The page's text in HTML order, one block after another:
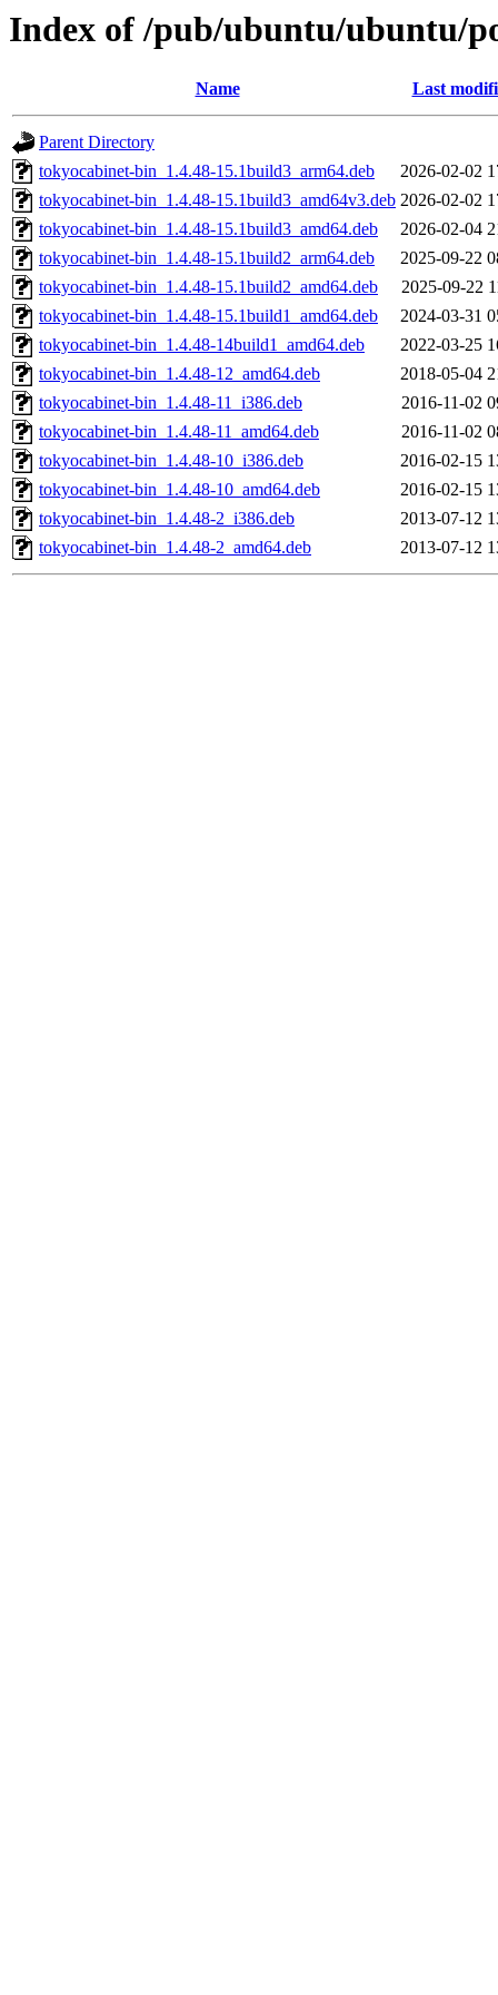
Index of /pub/ubuntu/ubuntu/
Name Last
Parent Directory
tokyocabinet-bin_1.4.48-15.1build3_arm64.deb
2026-02-02
tokyocabinet-bin_1.4.48-15.1build3_amd64v3.deb 2026-02-02
tokyocabinet-bin_1.4.48-15.1build3_amd64.deb
2026-02-04
tokyocabinet-bin_1.4.48-15.1build2_arm64.deb
2025-09-22
tokyocabinet-bin_1.4.48-15.1build2_amd64.deb
2025-09-22
tokyocabinet-bin_1.4.48-15.1build1_amd64.deb
2024-03-31
tokyocabinet-bin_1.4.48-14build1_amd64.deb
2022-03-25
tokyocabinet-bin_1.4.48-12_amd64.deb
2018-05-04
tokyocabinet-bin_1.4.48-11_i386.deb
2016-11-02
tokyocabinet-bin_1.4.48-11_amd64.deb
2016-11-02
tokyocabinet-bin_1.4.48-10_i386.deb
2016-02-15
tokyocabinet-bin_1.4.48-10_amd64.deb
2016-02-15
tokyocabinet-bin_1.4.48-2_i386.deb
2013-07-12
tokyocabinet-bin_1.4.48-2_amd64.deb
2013-07-12